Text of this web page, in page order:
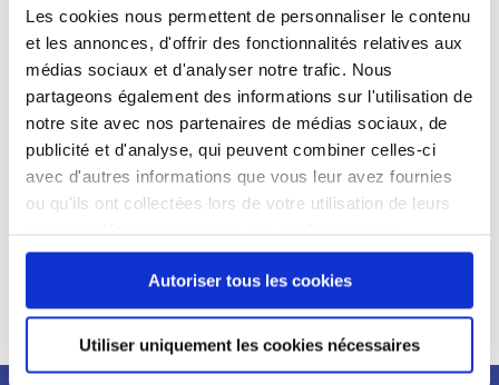
Les cookies nous permettent de personnaliser le contenu
et les annonces, d'offrir des fonctionnalités relatives aux
médias sociaux et d'analyser notre trafic. Nous
partageons également des informations sur l'utilisation de
notre site avec nos partenaires de médias sociaux, de
publicité et d'analyse, qui peuvent combiner celles-ci
avec d'autres informations que vous leur avez fournies
ou qu'ils ont collectées lors de votre utilisation de leurs
continuez à utiliser notre site Web.
Autoriser tous les cookies
Utiliser uniquement les cookies nécessaires
Qualifications et diplômes :
Profil recherché :
Expérience :
Processus
de
recrutement